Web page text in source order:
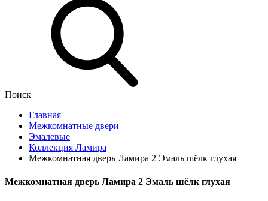
Поиск
Главная
Межкомнатные двери
Эмалевые
Коллекция Ламира
Межкомнатная дверь Ламира 2 Эмаль шёлк глухая
Межкомнатная дверь Ламира 2 Эмаль шёлк глухая